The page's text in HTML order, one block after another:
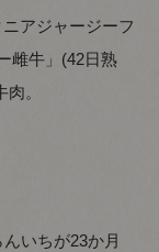
アジャージーフ
雌牛」(42日熟
。
いちが23か月